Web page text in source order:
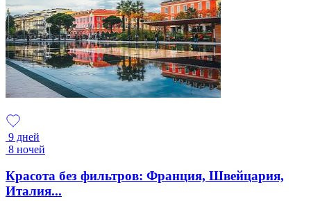
9 дней
8 ночей
Красота без фильтров: Франция, Швейцария,
Италия...